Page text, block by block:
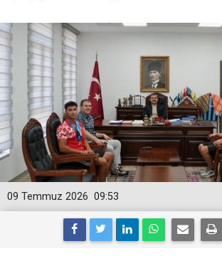
09:53
09 Temmuz 2026